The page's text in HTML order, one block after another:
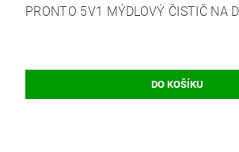
PRONTO 5V1 MÝDLOVÝ ČISTIČ NA